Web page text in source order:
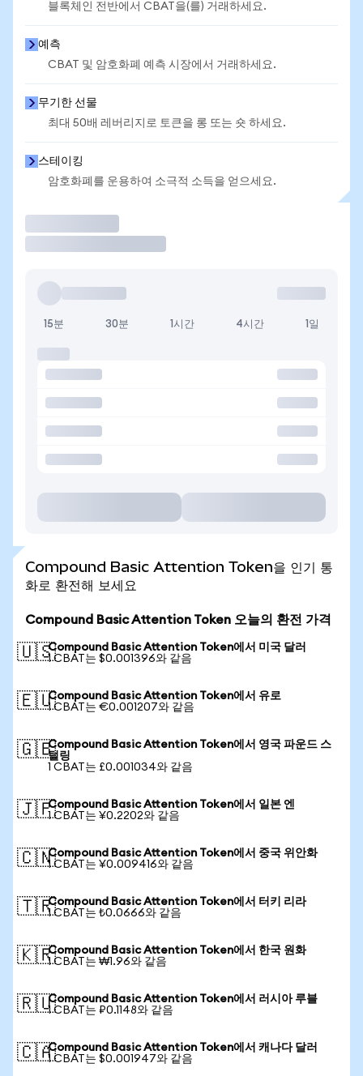
블록체인 전반에서 CBAT을(를) 거래하세요.
예측
CBAT 및 암호화폐 예측 시장에서 거래하세요.
무기한 선물
최대 50배 레버리지로 토큰을 롱 또는 숏 하세요.
스테이킹
암호화폐를 운용하여 소극적 소득을 얻으세요.
15분 30분 1시간 4시간 1일
Compound Basic Attention Token을 인기 통
화로 환전해 보세요
Compound Basic Attention Token 오늘의 환전 가격
🇺🇸Compound Basic Attention Token에서 미국 달러
1 CBAT는 $0.001396와 같음
🇪🇺Compound Basic Attention Token에서 유로
1 CBAT는 €0.001207와 같음
🇬🇧Compound Basic Attention Token에서 영국 파운드 스
털링
1 CBAT는 £0.001034와 같음
🇯🇵Compound Basic Attention Token에서 일본 엔
1 CBAT는 ¥0.2202와 같음
🇨🇳Compound Basic Attention Token에서 중국 위안화
1 CBAT는 ¥0.009416와 같음
🇹🇷Compound Basic Attention Token에서 터키 리라
1 CBAT는 ₺0.0666와 같음
🇰🇷Compound Basic Attention Token에서 한국 원화
1 CBAT는 ₩1.96와 같음
🇷🇺Compound Basic Attention Token에서 러시아 루블
1 CBAT는 ₽0.1148와 같음
🇨🇦Compound Basic Attention Token에서 캐나다 달러
1 CBAT는 $0.001947와 같음